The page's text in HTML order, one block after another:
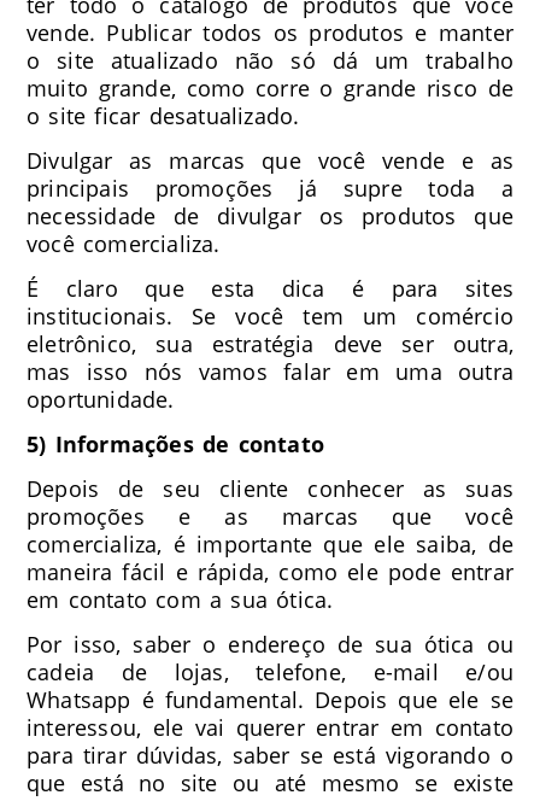
vende. Publicar todos os produtos e manter
o site atualizado não só dá um trabalho
muito grande, como corre o grande risco de
o site ficar desatualizado.
Divulgar as marcas que você vende e as
principais promoções já supre toda a
necessidade de divulgar os produtos que
você comercializa.
É claro que esta dica é para sites
institucionais. Se você tem um comércio
eletrônico, sua estratégia deve ser outra,
mas isso nós vamos falar em uma outra
oportunidade.
5) Informações de contato
Depois de seu cliente conhecer as suas
promoções e as marcas que você
comercializa, é importante que ele saiba, de
maneira fácil e rápida, como ele pode entrar
em contato com a sua ótica.
Por isso, saber o endereço de sua ótica ou
cadeia de lojas, telefone, e-mail e/ou
Whatsapp é fundamental. Depois que ele se
interessou, ele vai querer entrar em contato
para tirar dúvidas, saber se está vigorando o
que está no site ou até mesmo se existe